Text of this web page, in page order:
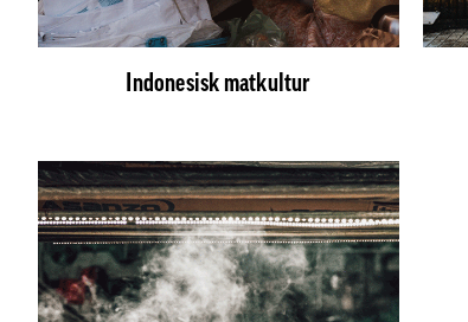
Indonesisk matkultur